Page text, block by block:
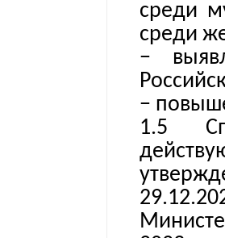
среди
среди
−
−
1.5